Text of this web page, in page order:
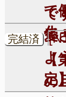
て
化
で
愛
よ
定
完結済
【
の